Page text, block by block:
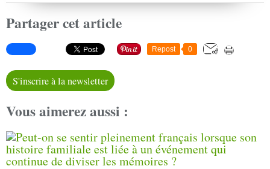
Partager cet article
Repost 0
S'inscrire à la newsletter
Vous aimerez aussi :